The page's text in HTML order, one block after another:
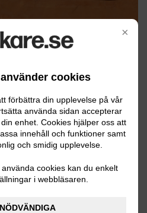
×
cookies
förbättra din upplevelse på vår
använda sidan accepterar
enhet. Cookies hjälper oss att
innehåll och funktioner samt
och smidig upplevelse.
cookies kan du enkelt
i webbläsaren.
FLER